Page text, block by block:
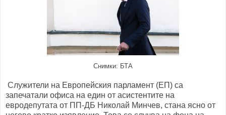
Снимки: БТА
Служители на Европейския парламент (ЕП) са
запечатали офиса на един от асистентите на
евродепутата от ПП-ДБ Николай Минчев, стана ясно от